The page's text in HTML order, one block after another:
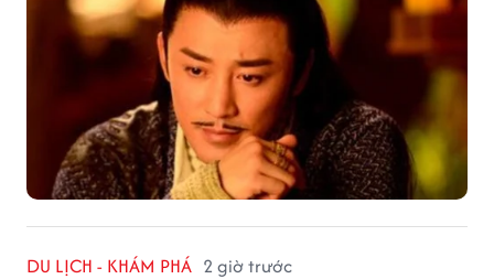
DU LỊCH - KHÁM PHÁ 2 giờ trước